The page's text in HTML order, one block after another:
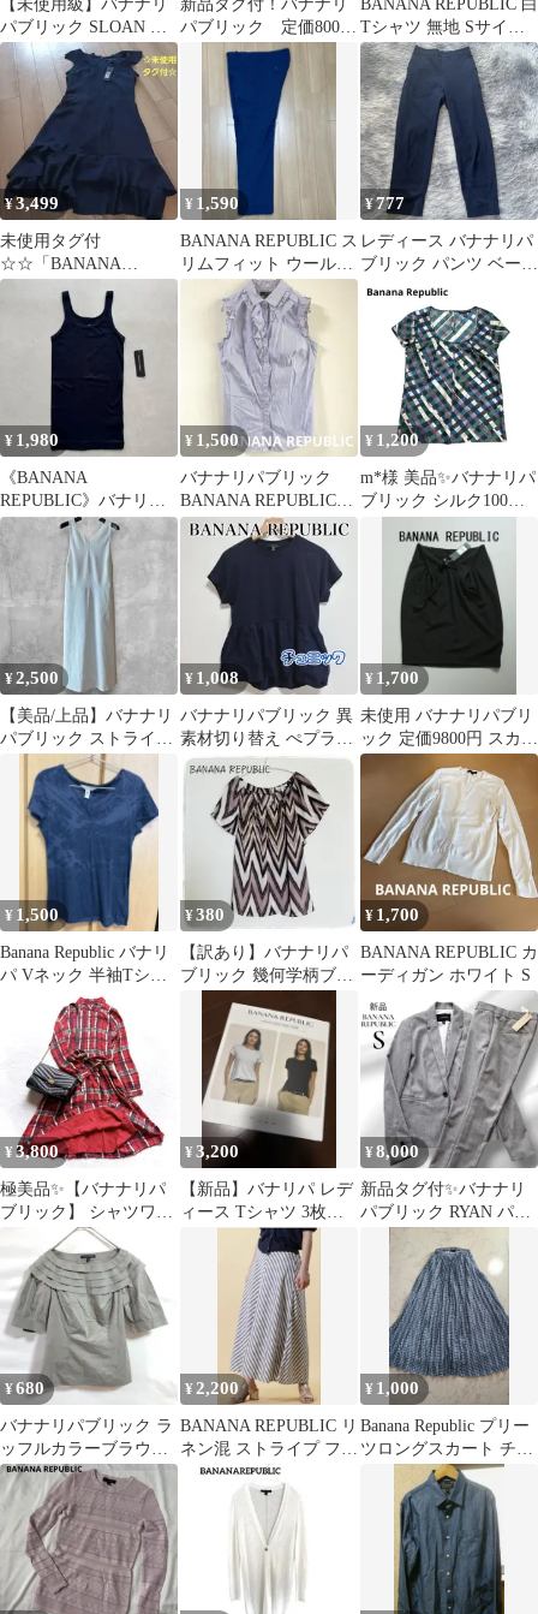
【未使用級】バナナリ
パブリック SLOAN ス
ローン スリムパンツ ネ
イビー S
新品タグ付！バナナリ
パブリック 定価8000
円 リネンブレンド半
袖ポロシャツXL
BANANA REPUBLIC 白
Tシャツ 無地 Sサイズ
バナナリパブリック
¥3,499
未使用タグ付
☆☆「BANANA
REPUBLIC ノースリ
ーブワンピース」☆
¥ 1,590
BANANA REPUBLIC ス
リムフィット ウールス
ラックス 32×30 青
¥777
レディース バナナリパ
ブリック パンツ ベージ
ュ
¥ 1,980
《BANANA
REPUBLIC》バナリパ
ベーシックタンクトッ
プ (s42)
¥ 1,500
バナナリパブリック
BANANA REPUBLICノ
ースリーブフリルシャ
¥ 1,200
m*様 美品✨バナナリパ
ブリック シルク100%
¥2,500
【美品/上品】バナナリ
パブリック ストライプ
ワンピース 白 L 6 即発
¥ 1,008
バナナリパブリック 異
素材切り替え ぺプラム
チュニック 紺 XS
¥ 1,700
未使用 バナナリパブリ
ック 定価9800円 スカー
ト 黒 タイト ミニ XS
¥ 1,500
Banana Republic バナリ
パ Vネック 半袖Tシャ
ツ ネイビーS/P
¥380
【訳あり】バナナリパ
ブリック 幾何学柄ブラ
¥ 1,700
BANANA REPUBLIC カ
ーディガン ホワイト S
¥ 3,800
極美品✨【バナナリパ
ブリック】 シャツワン
ピース Aライン ウエス
トリボン S
¥3,200
【新品】バナリパ レデ
ィース Tシャツ 3枚セ
ット Mサイズ 白 黒 グ
¥8,000
新品タグ付✨バナナリ
パブリック RYAN パン
グレー S
¥680
バナナリパブリック ラ
ッフルカラーブラウス
半袖 カーキグレー 0
XS相当
¥ 2,200
BANANA REPUBLIC リ
ネン混 ストライプ フレ
アスカート M 麻
¥ 1,000
Banana Republic プリー
ツロングスカート チェ
ック柄 XS